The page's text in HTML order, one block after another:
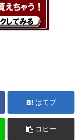
はてブ
コピー